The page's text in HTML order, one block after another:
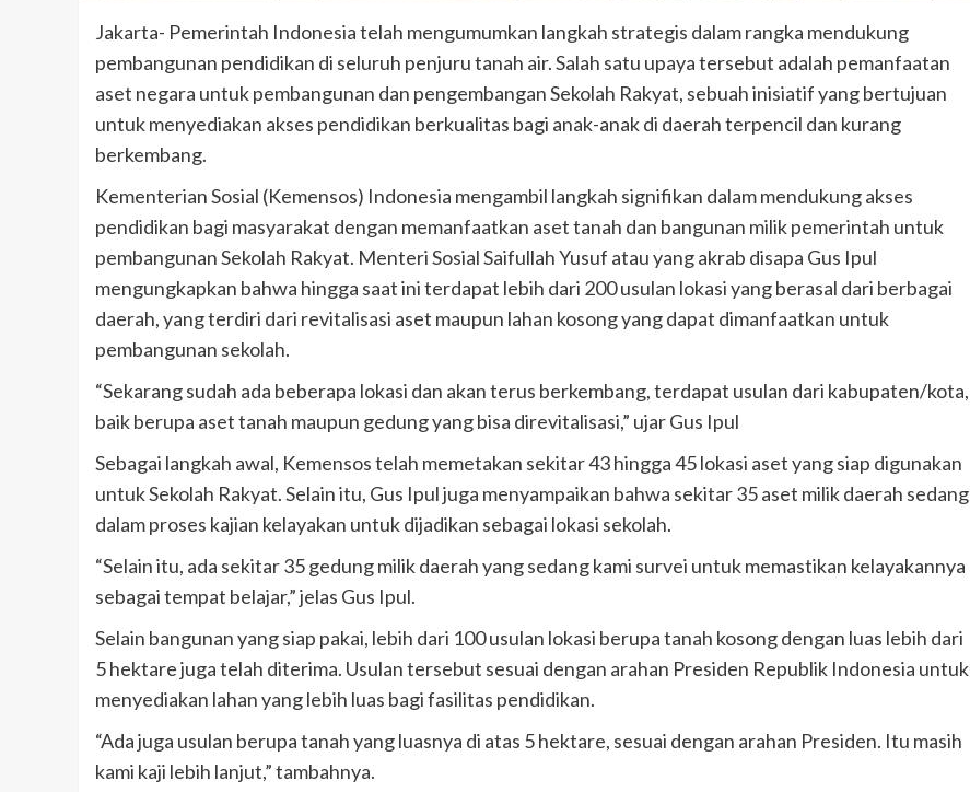
Jakarta- Pemerintah Indonesia telah mengumumkan langkah strategis dalam rangka mendukung
pembangunan pendidikan di seluruh penjuru tanah air. Salah satu upaya tersebut adalah pemanfaatan
aset negara untuk pembangunan dan pengembangan Sekolah Rakyat, sebuah inisiatif yang bertujuan
untuk menyediakan akses pendidikan berkualitas bagi anak-anak di daerah terpencil dan kurang
berkembang.
Kementerian Sosial (Kemensos) Indonesia mengambil langkah signifikan dalam mendukung akses
pendidikan bagi masyarakat dengan memanfaatkan aset tanah dan bangunan milik pemerintah untuk
pembangunan Sekolah Rakyat. Menteri Sosial Saifullah Yusuf atau yang akrab disapa Gus Ipul
mengungkapkan bahwa hingga saat ini terdapat lebih dari 200 usulan lokasi yang berasal dari berbagai
daerah, yang terdiri dari revitalisasi aset maupun lahan kosong yang dapat dimanfaatkan untuk
pembangunan sekolah.
“Sekarang sudah ada beberapa lokasi dan akan terus berkembang, terdapat usulan dari kabupaten/kota,
baik berupa aset tanah maupun gedung yang bisa direvitalisasi,” ujar Gus Ipul
Sebagai langkah awal, Kemensos telah memetakan sekitar 43 hingga 45 lokasi aset yang siap digunakan
untuk Sekolah Rakyat. Selain itu, Gus Ipul juga menyampaikan bahwa sekitar 35 aset milik daerah sedang
dalam proses kajian kelayakan untuk dijadikan sebagai lokasi sekolah.
“Selain itu, ada sekitar 35 gedung milik daerah yang sedang kami survei untuk memastikan kelayakannya
sebagai tempat belajar,” jelas Gus Ipul.
Selain bangunan yang siap pakai, lebih dari 100 usulan lokasi berupa tanah kosong dengan luas lebih dari
5 hektare juga telah diterima. Usulan tersebut sesuai dengan arahan Presiden Republik Indonesia untuk
menyediakan lahan yang lebih luas bagi fasilitas pendidikan.
“Ada juga usulan berupa tanah yang luasnya di atas 5 hektare, sesuai dengan arahan Presiden. Itu masih
kami kaji lebih lanjut,” tambahnya.